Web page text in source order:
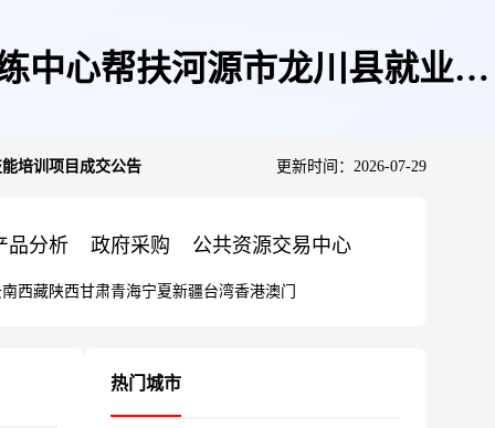
中心帮扶河源市龙川县就业技
培训项目成交公告 更新时间：2026-07-29
品分析 政府采购 公共资源交易中心
西藏陕西甘肃青海宁夏新疆台湾香港澳门
热门城市